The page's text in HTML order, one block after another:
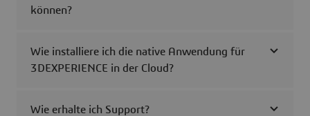
können?
Wie installiere ich die native Anwendung für
3DEXPERIENCE in der Cloud?
Wie erhalte ich Support?